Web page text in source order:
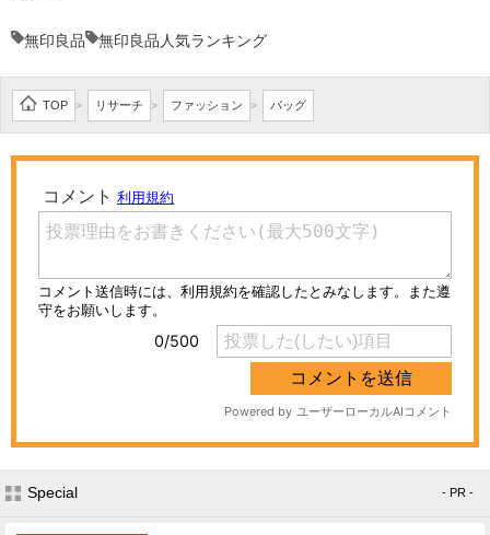
無印良品 無印良品人気ランキング
TOP > リサーチ > ファッション > バッグ
Special - PR -